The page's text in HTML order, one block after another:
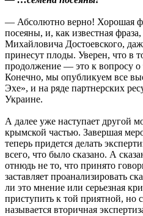
— Абсолютно верно! Хорошая
посеяны, и, как известная
Михайловича Достоевского,
принесут плоды. Уверен, что в
продолжение — это к вопросу о
Конечно, мы опубликуем все
Эхе», и на ряде партнерских
Украине.
А далее уже наступает другой
крымской частью. Завершая
теперь придется делать
всего, что было сказано. А
отнюдь не то, что принято
заставляет проанализировать
ли это мнение или серьезная
приступить к той приятной, но
называется вторичная